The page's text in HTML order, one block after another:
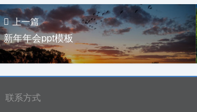
上一篇
新年年会ppt模板
联系方式